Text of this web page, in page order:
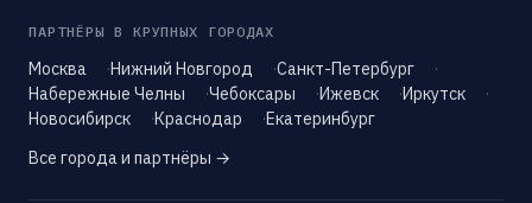
ПАРТНЁРЫ В КРУПНЫХ ГОРОДАХ
Москва Нижний Новгород
Санкт-Петербург
Набережные Челны
Чебоксары Ижевск
Иркутск
Новосибирск
Краснодар
Екатеринбург
Все города и партнёры →